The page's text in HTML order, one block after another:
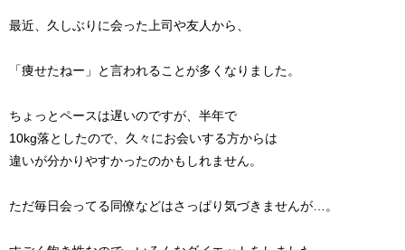
最近、久しぶりに会った上司や友人から、
「痩せたねー」と言われることが多くなりました。
ちょっとペースは遅いのですが、半年で
10kg落としたので、久々にお会いする方からは
違いが分かりやすかったのかもしれません。
ただ毎日会ってる同僚などはさっぱり気づきませんが…。